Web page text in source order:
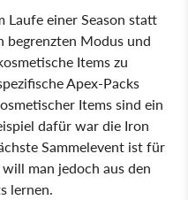
Laufe einer Season statt
begrenzten Modus und
Items zu
Apex-Packs
Items sind ein
dafür war die Iron
Sammelevent ist für
man jedoch aus den
lernen.